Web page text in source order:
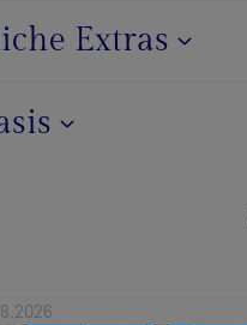
Extras